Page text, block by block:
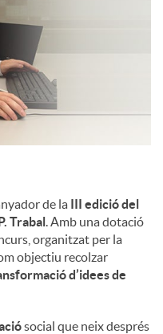
de la III edició del
Trabal. Amb una dotació
organitzat per la
objectiu recolzar
d’idees de
social que neix després